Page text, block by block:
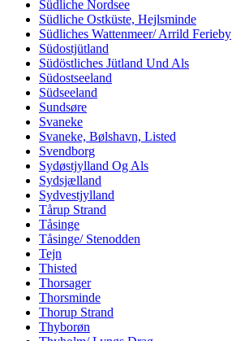
Südliche Nordsee
Südliche Ostküste, Hejlsminde
Südliches Wattenmeer/ Arrild Ferieby
Südostjütland
Südöstliches Jütland Und Als
Südostseeland
Südseeland
Sundsøre
Svaneke
Svaneke, Bølshavn, Listed
Svendborg
Sydøstjylland Og Als
Sydsjælland
Sydvestjylland
Tårup Strand
Tåsinge
Tåsinge/ Stenodden
Tejn
Thisted
Thorsager
Thorsminde
Thorup Strand
Thyborøn